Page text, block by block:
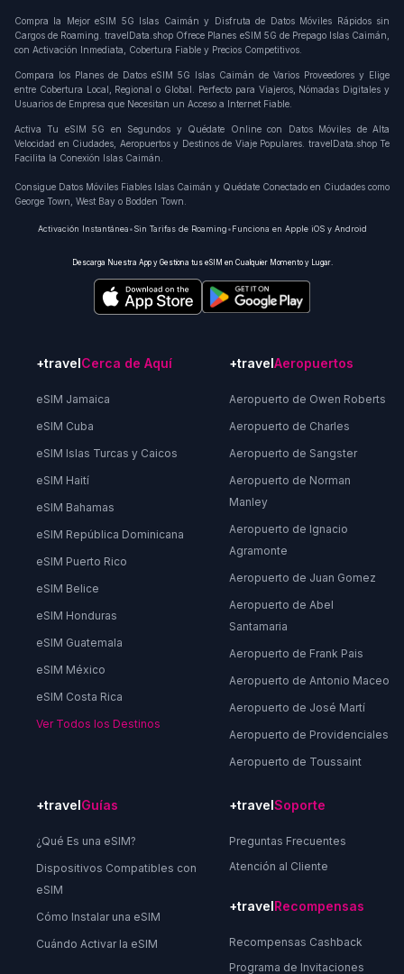
Compra la Mejor eSIM 5G Islas Caimán y Disfruta de Datos Móviles Rápidos sin
Cargos de Roaming. travelData.shop Ofrece Planes eSIM 5G de Prepago Islas Caimán,
con Activación Inmediata, Cobertura Fiable y Precios Competitivos.
Compara los Planes de Datos eSIM 5G Islas Caimán de Varios Proveedores y Elige
entre Cobertura Local, Regional o Global. Perfecto para Viajeros, Nómadas Digitales y
Usuarios de Empresa que Necesitan un Acceso a Internet Fiable.
Activa Tu eSIM 5G en Segundos y Quédate Online con Datos Móviles de Alta
Velocidad en Ciudades, Aeropuertos y Destinos de Viaje Populares. travelData.shop Te
Facilita la Conexión Islas Caimán.
Consigue Datos Móviles Fiables Islas Caimán y Quédate Conectado en Ciudades como
George Town, West Bay o Bodden Town.
Activación Instantánea•Sin Tarifas de Roaming•Funciona en Apple iOS y Android
Descarga Nuestra App y Gestiona tus eSIM en Cualquier Momento y Lugar.
+travelCerca de Aquí
eSIM Jamaica
eSIM Cuba
eSIM Islas Turcas y Caicos
eSIM Haití
eSIM Bahamas
eSIM República Dominicana
eSIM Puerto Rico
eSIM Belice
eSIM Honduras
eSIM Guatemala
eSIM México
eSIM Costa Rica
Ver Todos los Destinos
+travelAeropuertos
Aeropuerto de Owen Roberts
Aeropuerto de Charles
Aeropuerto de Sangster
Aeropuerto de Norman
Manley
Aeropuerto de Ignacio
Agramonte
Aeropuerto de Juan Gomez
Aeropuerto de Abel
Santamaria
Aeropuerto de Frank Pais
Aeropuerto de Antonio Maceo
Aeropuerto de José Martí
Aeropuerto de Providenciales
Aeropuerto de Toussaint
+travelGuías
¿Qué Es una eSIM?
Dispositivos Compatibles con
eSIM
Cómo Instalar una eSIM
Cuándo Activar la eSIM
+travelSoporte
Preguntas Frecuentes
Atención al Cliente
+travelRecompensas
Recompensas Cashback
Programa de Invitaciones